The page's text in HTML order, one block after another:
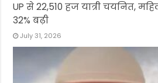
UP से 22,510 हज यात्री चयनित,
32% बढ़ी
July 31, 2026